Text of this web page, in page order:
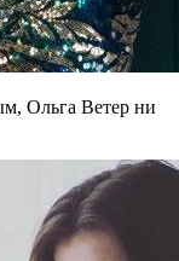
Ольга Ветер ни